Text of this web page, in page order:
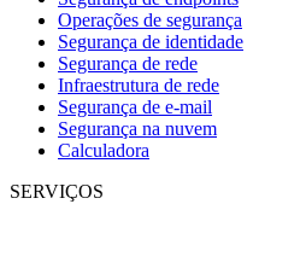
Operações de segurança
Segurança de identidade
Segurança de rede
Infraestrutura de rede
Segurança de e-mail
Segurança na nuvem
Calculadora
SERVIÇOS